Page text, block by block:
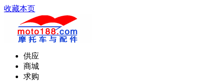
收藏本页
供应
商城
求购